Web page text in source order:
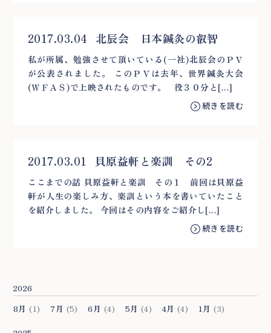
2017.03.04 北辰会 日本鍼灸の叡智
私が所属、勉強させて頂いている(一社)北辰会のＰＶ
が公表されました。 このＰＶは去年、世界鍼灸大会
(ＷＦＡＳ)で上映されたものです。 役３０分と[...]
続きを読む
2017.03.01 貝原益軒と楽訓 その2
ここまでの話 貝原益軒と楽訓 その１ 前回は貝原益
軒が人生の楽しみ方、楽訓という本を書いていたこと
を紹介しました。 今回はその内容をご紹介し[...]
続きを読む
2026
8月 (1) 7月 (5) 6月 (4) 5月 (4) 4月 (4) 1月 (3)